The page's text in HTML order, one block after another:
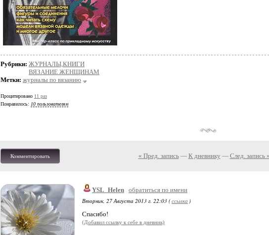
Рубрики: ЖУРНАЛЫ,КНИГИ
ВЯЗАНИЕ ЖЕНЩИНАМ
Метки: журналы по вязанию
Процитировано 11 раз
Понравилось: 10 пользователям
Комментировать « Пред. запись— К дневнику — След. запись »
YSL_Helen обратиться по имени
Вторник, 27 Августа 2013 г. 22:03 (ссылка )
Спасибо!
(Добавил ссылку к себе в дневник)